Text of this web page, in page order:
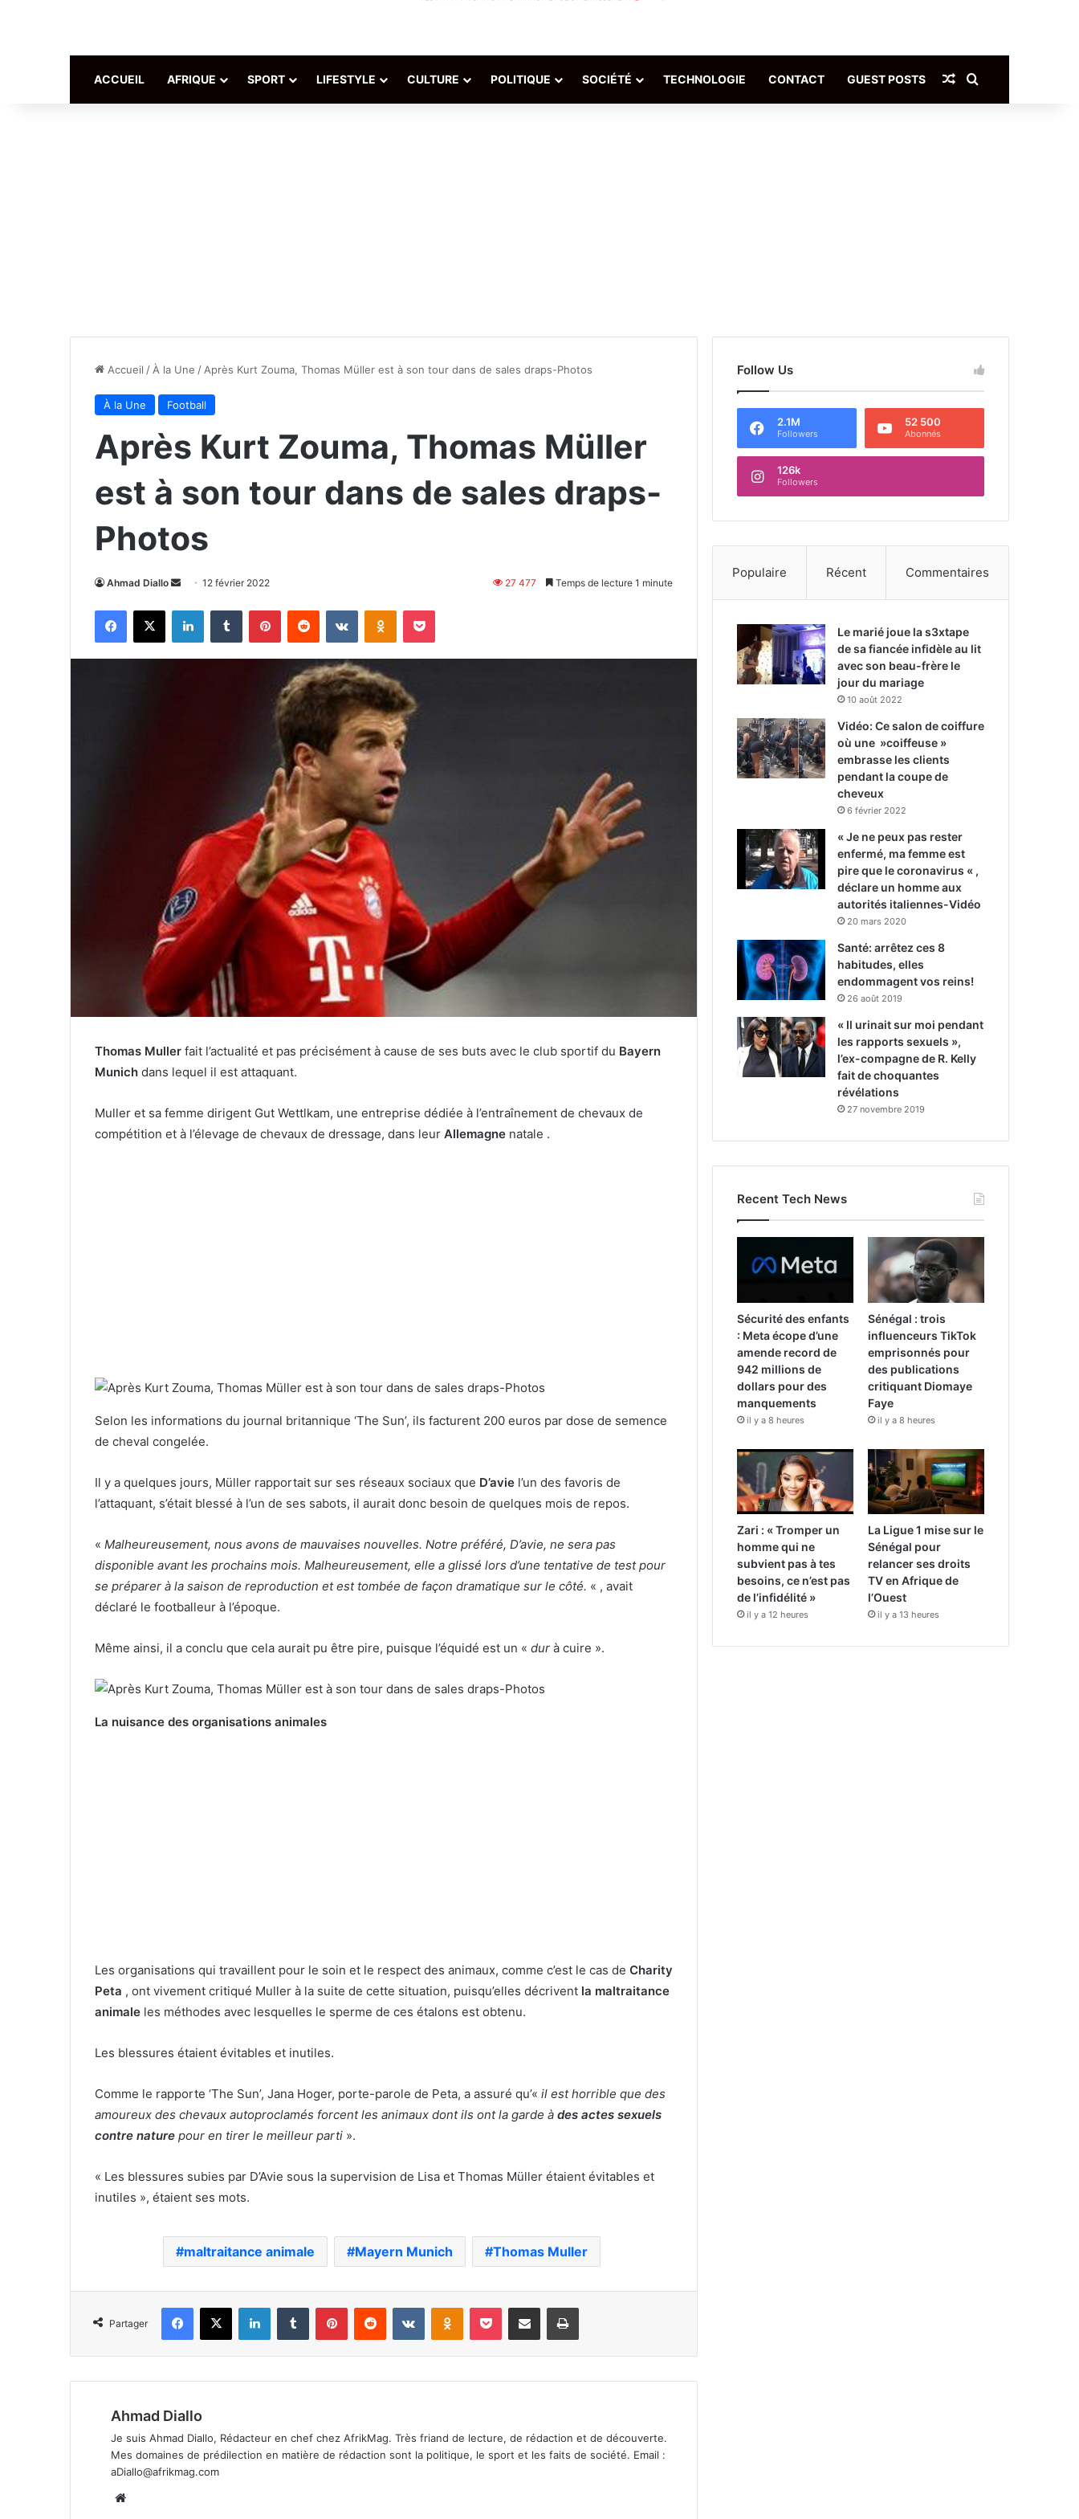
ACCUEIL AFRIQUE SPORT LIFESTYLE CULTURE POLITIQUE SOCIÉTÉ TECHNOLOGIE CONTACT GUEST POSTS Article Aléatoire
Accueil / À la Une / Après Kurt Zouma, Thomas Müller est à son tour dans de sales draps-Photos
À la Une Football
Après Kurt Zouma, Thomas Müller
est à son tour dans de sales draps-
Photos
Ahmad Diallo
Envoyer
courriel
12 février 2022 27 477 Temps de lecture 1 minute
Facebook
X LinkedinTumblr PinterestReddit VKontakteOdnoklassniki
Pocket
Thomas Muller fait l’actualité et pas précisément à cause de ses buts avec le club sportif du Bayern
Munich dans lequel il est attaquant.
Muller et sa femme dirigent Gut Wettlkam, une entreprise dédiée à l’entraînement de chevaux de
compétition et à l’élevage de chevaux de dressage, dans leur Allemagne natale .
Selon les informations du journal britannique ‘The Sun’, ils facturent 200 euros par dose de semence
de cheval congelée.
Il y a quelques jours, Müller rapportait sur ses réseaux sociaux que D’avie l’un des favoris de
l’attaquant, s’était blessé à l’un de ses sabots, il aurait donc besoin de quelques mois de repos.
« Malheureusement, nous avons de mauvaises nouvelles. Notre préféré, D’avie, ne sera pas
disponible avant les prochains mois. Malheureusement, elle a glissé lors d’une tentative de test pour
se préparer à la saison de reproduction et est tombée de façon dramatique sur le côté. « , avait
déclaré le footballeur à l’époque.
Même ainsi, il a conclu que cela aurait pu être pire, puisque l’équidé est un « dur à cuire ».
La nuisance des organisations animales
Les organisations qui travaillent pour le soin et le respect des animaux, comme c’est le cas de Charity
Peta , ont vivement critiqué Muller à la suite de cette situation, puisqu’elles décrivent la maltraitance
animale les méthodes avec lesquelles le sperme de ces étalons est obtenu.
Les blessures étaient évitables et inutiles.
Comme le rapporte ‘The Sun’, Jana Hoger, porte-parole de Peta, a assuré qu’« il est horrible que des
amoureux des chevaux autoproclamés forcent les animaux dont ils ont la garde à des actes sexuels
contre nature pour en tirer le meilleur parti ».
« Les blessures subies par D’Avie sous la supervision de Lisa et Thomas Müller étaient évitables et
inutiles », étaient ses mots.
maltraitance animale Mayern Munich Thomas Muller
Partager
Facebook
X LinkedinTumblr PinterestReddit VKontakteOdnoklassniki
Pocket Partager par email Imprimer
Ahmad Diallo
Je suis Ahmad Diallo, Rédacteur en chef chez AfrikMag. Très friand de lecture, de rédaction et de découverte.
Mes domaines de prédilection en matière de rédaction sont la politique, le sport et les faits de société. Email :
aDiallo@afrikmag.com
Follow Us
2.1M
Followers
52 500
Abonnés
126k
Followers
Populaire Récent Commentaires
Le marié joue la s3xtape
de sa fiancée infidèle au lit
avec son beau-frère le
jour du mariage
10 août 2022
Vidéo: Ce salon de coiffure
où une »coiffeuse »
embrasse les clients
pendant la coupe de
cheveux
6 février 2022
« Je ne peux pas rester
enfermé, ma femme est
pire que le coronavirus « ,
déclare un homme aux
autorités italiennes-Vidéo
20 mars 2020
Santé: arrêtez ces 8
habitudes, elles
endommagent vos reins!
26 août 2019
« Il urinait sur moi pendant
les rapports sexuels »,
l’ex-compagne de R. Kelly
fait de choquantes
révélations
27 novembre 2019
Recent Tech News
Sécurité des enfants
: Meta écope d’une
amende record de
942 millions de
dollars pour des
manquements
il y a 8 heures
Sénégal : trois
influenceurs TikTok
emprisonnés pour
des publications
critiquant Diomaye
Faye
il y a 8 heures
Zari : « Tromper un
homme qui ne
subvient pas à tes
besoins, ce n’est pas
de l’infidélité »
il y a 12 heures
La Ligue 1 mise sur le
Sénégal pour
relancer ses droits
TV en Afrique de
l’Ouest
il y a 13 heures